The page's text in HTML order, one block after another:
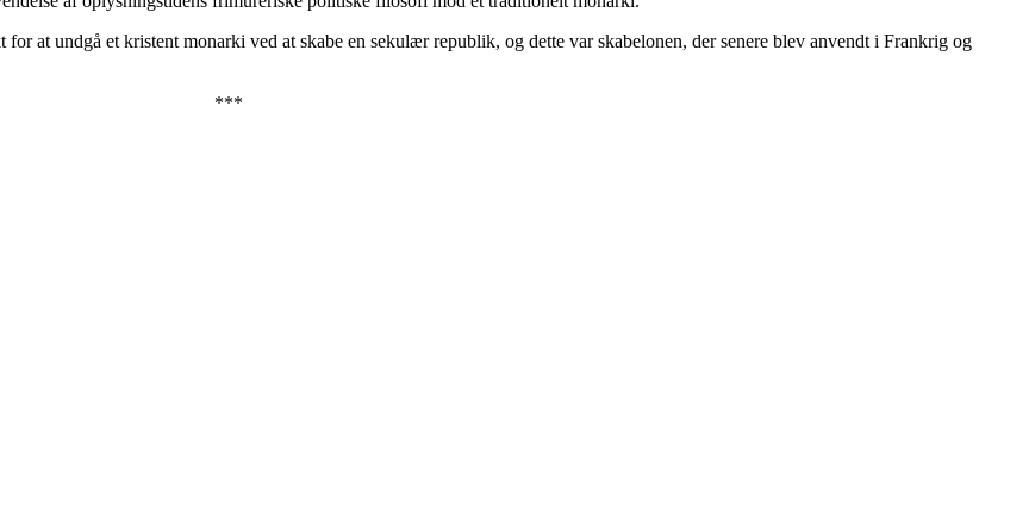
at undgå et kristent monarki ved at skabe en sekulær republik, og dette var skabelonen, der senere blev anvendt i Frankrig og
***